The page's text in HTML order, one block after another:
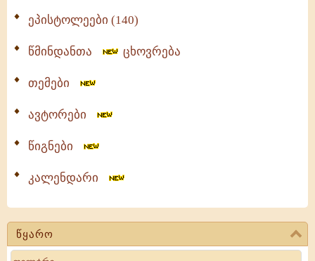
ეპისტოლეები (140)
წმინდანთა ცხოვრება
თემები
ავტორები
წიგნები
კალენდარი
წყარო
Search